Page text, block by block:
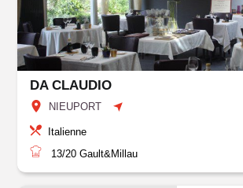
DA CLAUDIO
NIEUPORT
Italienne
13/20 Gault&Millau